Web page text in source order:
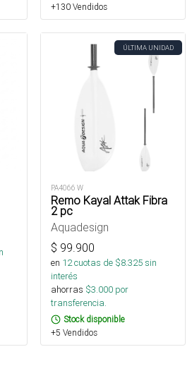
+130 Vendidos
ÚLTIMA UNIDAD
PA4066 W
Remo Kayal Attak Fibra
2 pc
Aquadesign
$ 99.900
en 12cuotas de $8.325sin
interés
ahorras $3.000 por
transferencia.
Stock disponible
+5 Vendidos